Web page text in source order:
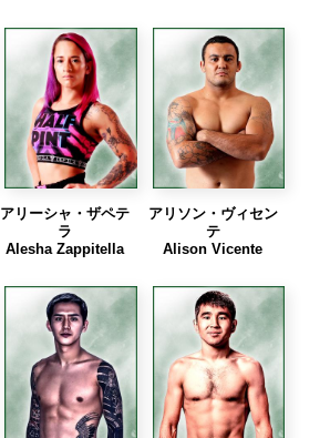
アリーシャ・ザペテ
ラ
Alesha Zappitella
アリソン・ヴィセン
テ
Alison Vicente